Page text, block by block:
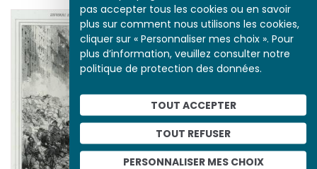
pas accepter tous les cookies ou en savoir
plus sur comment nous utilisons les cookies,
cliquer sur « Personnaliser mes choix ». Pour
plus d’information, veuillez consulter notre
politique de protection des données.
TOUT ACCEPTER
TOUT REFUSER
PERSONNALISER MES CHOIX